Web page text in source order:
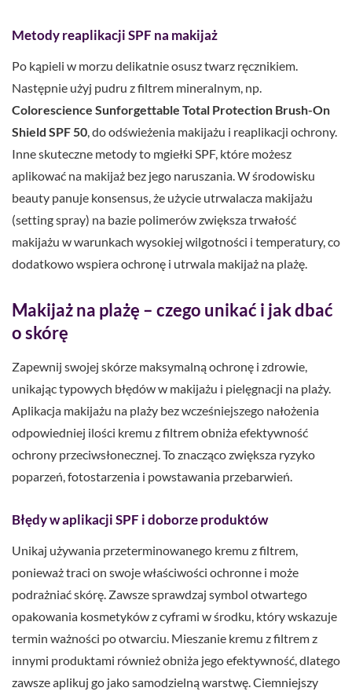
Metody reaplikacji SPF na makijaż
Po kąpieli w morzu delikatnie osusz twarz ręcznikiem.
Następnie użyj pudru z filtrem mineralnym, np.
Colorescience Sunforgettable Total Protection Brush-On
Shield SPF 50, do odświeżenia makijażu i reaplikacji ochrony.
Inne skuteczne metody to mgiełki SPF, które możesz
aplikować na makijaż bez jego naruszania. W środowisku
beauty panuje konsensus, że użycie utrwalacza makijażu
(setting spray) na bazie polimerów zwiększa trwałość
makijażu w warunkach wysokiej wilgotności i temperatury, co
dodatkowo wspiera ochronę i utrwala makijaż na plażę.
Makijaż na plażę – czego unikać i jak dbać
o skórę
Zapewnij swojej skórze maksymalną ochronę i zdrowie,
unikając typowych błędów w makijażu i pielęgnacji na plaży.
Aplikacja makijażu na plaży bez wcześniejszego nałożenia
odpowiedniej ilości kremu z filtrem obniża efektywność
ochrony przeciwsłonecznej. To znacząco zwiększa ryzyko
poparzeń, fotostarzenia i powstawania przebarwień.
Błędy w aplikacji SPF i doborze produktów
Unikaj używania przeterminowanego kremu z filtrem,
ponieważ traci on swoje właściwości ochronne i może
podrażniać skórę. Zawsze sprawdzaj symbol otwartego
opakowania kosmetyków z cyframi w środku, który wskazuje
termin ważności po otwarciu. Mieszanie kremu z filtrem z
innymi produktami również obniża jego efektywność, dlatego
zawsze aplikuj go jako samodzielną warstwę. Ciemniejszy